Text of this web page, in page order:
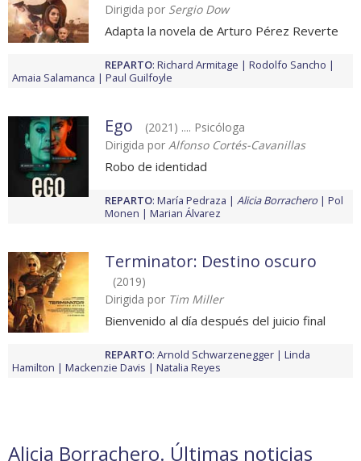
Dirigida por Sergio Dow
Adapta la novela de Arturo Pérez Reverte
REPARTO: Richard Armitage
Rodolfo Sancho
Amaia Salamanca
Paul Guilfoyle
Ego
(2021) .... Psicóloga
Dirigida por Alfonso Cortés-Cavanillas
Robo de identidad
REPARTO: María Pedraza Alicia Borrachero
Pol
Monen
Marian Álvarez
Terminator: Destino oscuro
(2019)
Dirigida por Tim Miller
Bienvenido al día después del juicio final
REPARTO: Arnold Schwarzenegger
Linda
Hamilton
Mackenzie Davis Natalia Reyes
Alicia Borrachero. Últimas noticias